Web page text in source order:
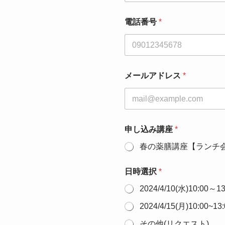
電話番号 *
メールアドレス *
申し込み講座 *
春の薬膳講座【ランチ
日時選択 *
2024/4/10(水)10:00～
2024/4/15(月